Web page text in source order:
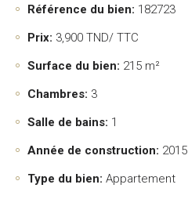
Référence du bien: 182723
Prix: 3,900 TND/ TTC
Surface du bien: 215 m²
Chambres: 3
Salle de bains: 1
Année de construction: 2015
Type du bien: Appartement